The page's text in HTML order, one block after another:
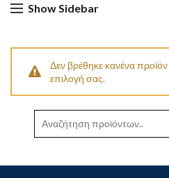
Show Sidebar
Δεν βρέθηκε κανένα προϊόν
επιλογή σας.